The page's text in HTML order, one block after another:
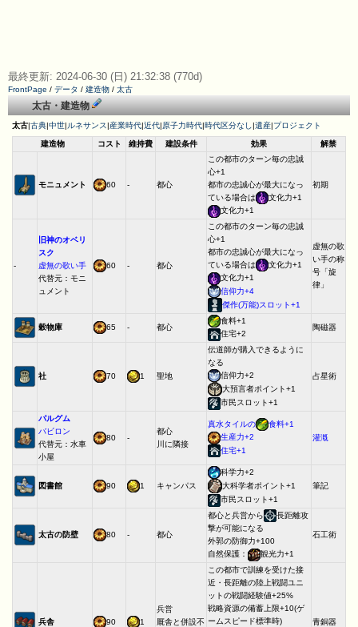
最終更新: 2024-06-30 (日) 21:32:38 (770d)
FrontPage / データ / 建造物 / 太古
太古・建造物
太古|古典|中世|ルネサンス|産業時代|近代|原子力時代|時代区分なし|遺産|プロジェクト
建造物 コスト 維持費 建設条件 効果 解禁
モニュメント 60 - 都心
この都市のターン毎の忠誠
心+1
都市の忠誠心が最大になっ
ている場合は
文化力+1
文化力+1
初期
-
旧神のオベリ
スク
虚無の歌い手
代替元：モニ
ュメント
60 - 都心
この都市のターン毎の忠誠
心+1
都市の忠誠心が最大になっ
ている場合は
文化力+1
文化力+1
信仰力+4
傑作(万能)スロット+1
虚無の歌
い手の称
号「旋
律」
穀物庫 65 - 都心
食料+1
住宅+2
陶磁器
社 70 1 聖地
伝道師が購入できるように
なる
信仰力+2
大預言者ポイント+1
市民スロット+1
占星術
パルグム
バビロン
代替元：水車
小屋
80 -
都心
川に隣接
真水タイルの
食料+1
生産力+2
住宅+1
灌漑
図書館 90 1 キャンパス
科学力+2
大科学者ポイント+1
市民スロット+1
筆記
太古の防壁 80 - 都心
都心と兵営から
長距離攻
撃が可能になる
外郭の防御力+100
自然保護：
観光力+1
石工術
兵舎 90 1
兵営
厩舎と併設不
この都市で訓練を受けた接
近・長距離の陸上戦闘ユニ
ットの戦闘経験値+25%
戦略資源の備蓄上限+10(ゲ
ームスピード標準時)
青銅器